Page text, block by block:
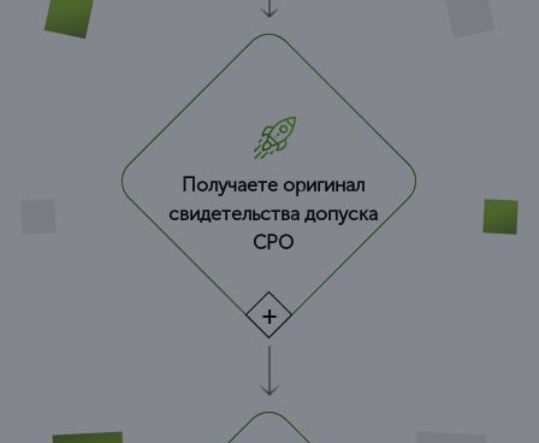
Получаете оригинал
свидетельства допуска
СРО